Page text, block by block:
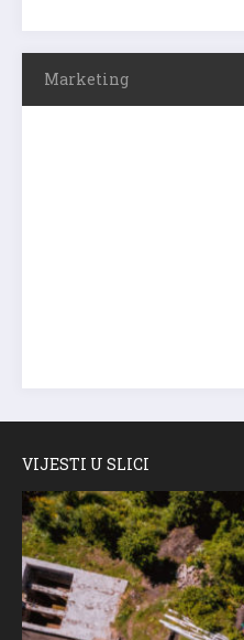
Marketing
VIJESTI U SLICI